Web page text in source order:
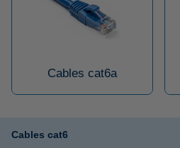
Cables cat6a
Cables cat6